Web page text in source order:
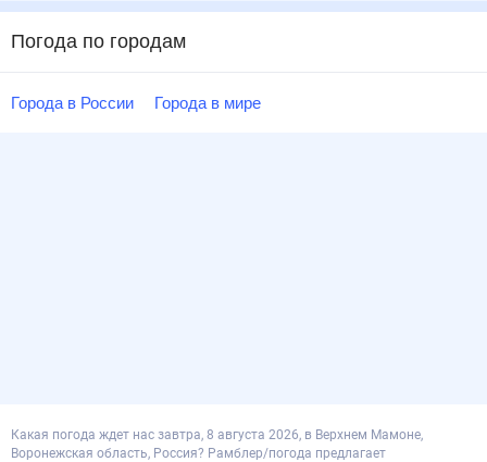
Погода по городам
Города в России Города в мире
Какая погода ждет нас завтра, 8 августа 2026, в Верхнем Мамоне,
Воронежская область, Россия? Рамблер/погода предлагает